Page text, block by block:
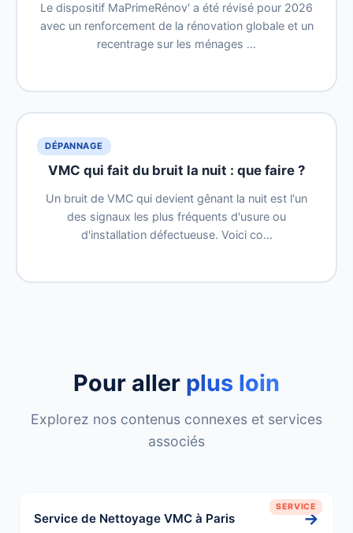
Le dispositif MaPrimeRénov' a été révisé pour 2026
avec un renforcement de la rénovation globale et un
recentrage sur les ménages …
DÉPANNAGE
VMC qui fait du bruit la nuit : que faire ?
Un bruit de VMC qui devient gênant la nuit est l'un
des signaux les plus fréquents d'usure ou
d'installation défectueuse. Voici co…
Pour aller plus loin
Explorez nos contenus connexes et services
associés
SERVICE
Service de Nettoyage VMC à Paris →